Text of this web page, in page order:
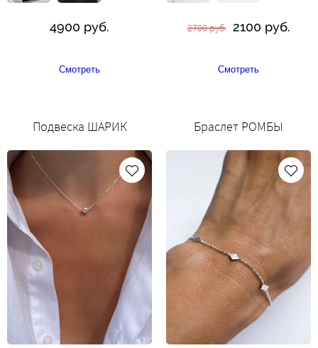
4900 руб.
Смотреть
2700 руб. 2100 руб.
Смотреть
Подвеска ШАРИК Браслет РОМБЫ